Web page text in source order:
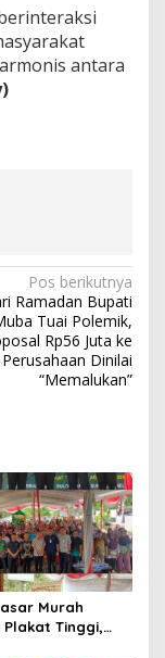
antara
Pos berikutnya
Ramadan Bupati
Tuai Polemik,
Rp56 Juta ke
Perusahaan Dinilai
“Memalukan”
Murah
Plakat Tinggi,